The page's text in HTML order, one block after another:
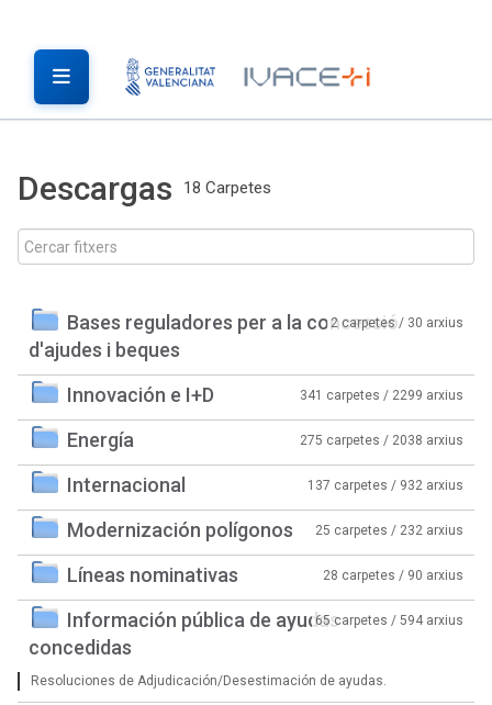
Descargas 18 Carpetes
Bases reguladores per a la concessió
d'ajudes i beques
2 carpetes / 30 arxius
Innovación e I+D 341 carpetes / 2299 arxius
Energía 275 carpetes / 2038 arxius
Internacional 137 carpetes / 932 arxius
Modernización polígonos 25 carpetes / 232 arxius
Líneas nominativas 28 carpetes / 90 arxius
Información pública de ayudas
concedidas
65 carpetes / 594 arxius
Resoluciones de Adjudicación/Desestimación de ayudas.